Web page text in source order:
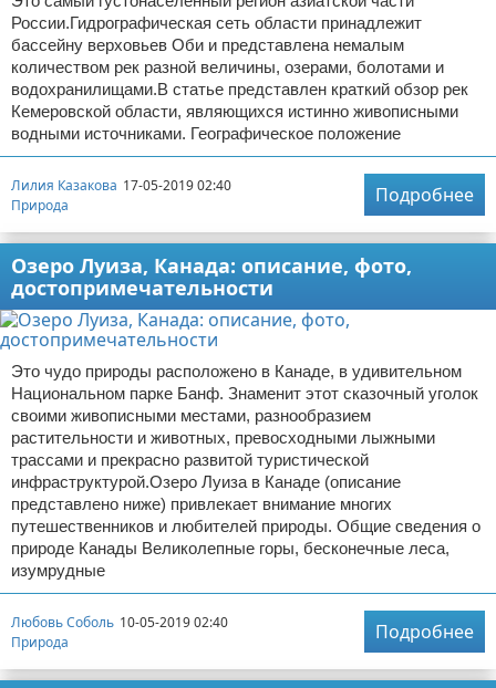
России.Гидрографическая сеть области принадлежит
бассейну верховьев Оби и представлена немалым
количеством рек разной величины, озерами, болотами и
водохранилищами.В статье представлен краткий обзор рек
Кемеровской области, являющихся истинно живописными
водными источниками. Географическое положение
Лилия Казакова 17-05-2019 02:40
Природа
Подробнее
Озеро Луиза, Канада: описание, фото,
достопримечательности
Это чудо природы расположено в Канаде, в удивительном
Национальном парке Банф. Знаменит этот сказочный уголок
своими живописными местами, разнообразием
растительности и животных, превосходными лыжными
трассами и прекрасно развитой туристической
инфраструктурой.Озеро Луиза в Канаде (описание
представлено ниже) привлекает внимание многих
путешественников и любителей природы. Общие сведения о
природе Канады Великолепные горы, бесконечные леса,
изумрудные
Любовь Соболь 10-05-2019 02:40
Природа
Подробнее